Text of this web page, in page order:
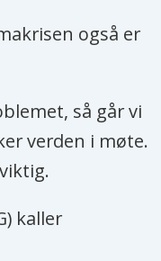
også er
så går vi
verden i møte.
kaller